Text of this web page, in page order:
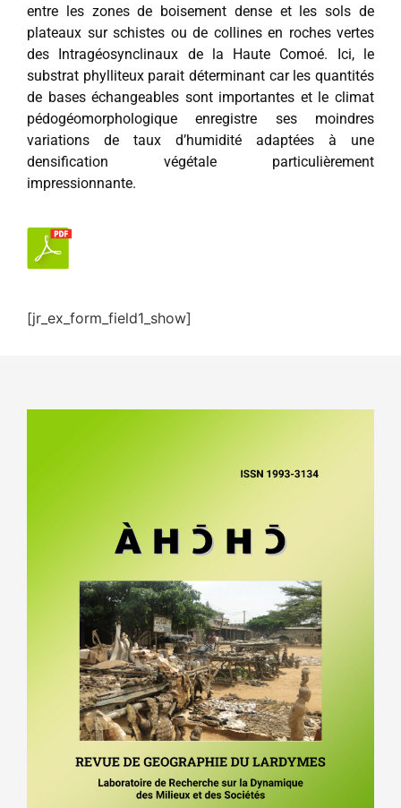
entre les zones de boisement dense et les sols de
plateaux sur schistes ou de collines en roches vertes
des Intragéosynclinaux de la Haute Comoé. Ici, le
substrat phylliteux parait déterminant car les quantités
de bases échangeables sont importantes et le climat
pédogéomorphologique enregistre ses moindres
variations de taux d’humidité adaptées à une
densification végétale particulièrement
impressionnante.
[jr_ex_form_field1_show]